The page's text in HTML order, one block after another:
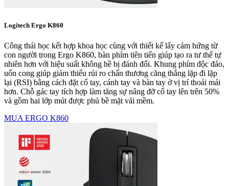
Logitech Ergo K860
Công thái học kết hợp khoa học cùng với thiết kế lấy cảm hứng từ
con người trong Ergo K860, bàn phím tiên tiến giúp tạo ra tư thế tự
nhiên hơn với hiệu suất không hề bị đánh đổi. Khung phím độc đáo,
uốn cong giúp giảm thiểu rủi ro chấn thương căng thẳng lặp đi lặp
lại (RSI) bằng cách đặt cổ tay, cánh tay và bàn tay ở vị trí thoải mái
hơn. Chỗ gác tay tích hợp làm tăng sự nâng đỡ cổ tay lên trên 50%
và gồm hai lớp mút được phủ bề mặt vải mềm.
MUA ERGO K860